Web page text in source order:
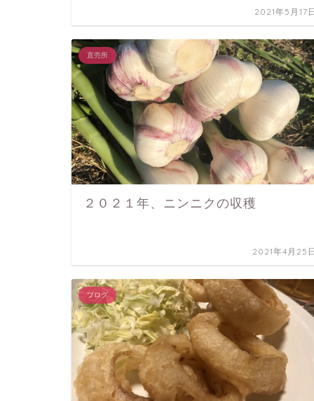
2021年5月17
直売所
２０２１年、ニンニクの収穫
2021年4月25
ブログ